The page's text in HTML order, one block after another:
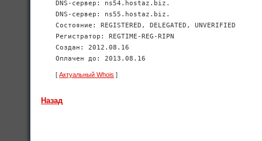
DNS-сервер: ns54.hostaz.biz.
DNS-сервер: ns55.hostaz.biz.
Состояние: REGISTERED, DELEGATED, UNVERIFIED
Регистратор: REGTIME-REG-RIPN
Создан: 2012.08.16
Оплачен до: 2013.08.16
[ Актуальный Whois ]
Назад